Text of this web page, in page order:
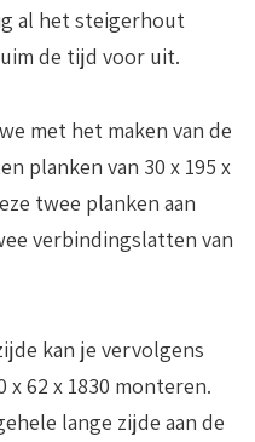
al het steigerhout
de tijd voor uit.
met het maken van de
planken van 30 x 195 x
twee planken aan
verbindingslatten van
kan je vervolgens
62 x 1830 monteren.
lange zijde aan de